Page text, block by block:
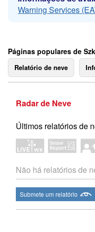
Warning Services
Páginas populares de
Relatório de neve
Radar de Neve
Últimos relatórios de
Não há relatórios de
Submete um relatório